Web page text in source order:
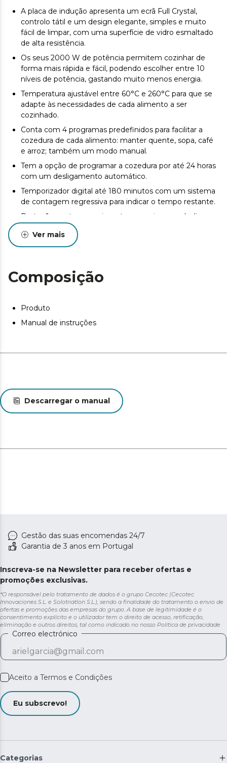
A placa de indução apresenta um ecrã Full Crystal,
controlo tátil e um design elegante, simples e muito
fácil de limpar, com uma superfície de vidro esmaltado
de alta resistência.
Os seus 2000 W de potência permitem cozinhar de
forma mais rápida e fácil, podendo escolher entre 10
níveis de potência, gastando muito menos energia.
Temperatura ajustável entre 60°C e 260°C para que se
adapte às necessidades de cada alimento a ser
cozinhado.
Conta com 4 programas predefinidos para facilitar a
cozedura de cada alimento: manter quente, sopa, café
e arroz; também um modo manual.
Tem a opção de programar a cozedura por até 24 horas
com um desligamento automático.
Temporizador digital até 180 minutos com um sistema
de contagem regressiva para indicar o tempo restante.
Proteção contra aquecimento excessivo que desliga a
placa em caso de excesso de calor.
Função "reservar" que mantém a comida quente
Proteção contra o sobreaquecimento.
Ver mais
Composição
Produto
Manual de instruções
Descarregar o manual
Gestão das suas encomendas 24/7
Garantia de 3 anos em Portugal
Inscreva-se na Newsletter para receber ofertas e
promoções exclusivas.
*O responsável pelo tratamento de dados é o grupo Cecotec (Cecotec
Innovaciones S.L. e Solotriatlon S.L.), sendo a finalidade do tratamento o envio de
ofertas e promoções das empresas do grupo. A base de legitimidade é o
consentimento explícito e o utilizador tem o direito de acesso, retificação,
eliminação e outros direitos, tal como indicado no nosso Política de privacidade
Correo electrónico
Aceito a Termos e Condições
Eu subscrevo!
Categorias